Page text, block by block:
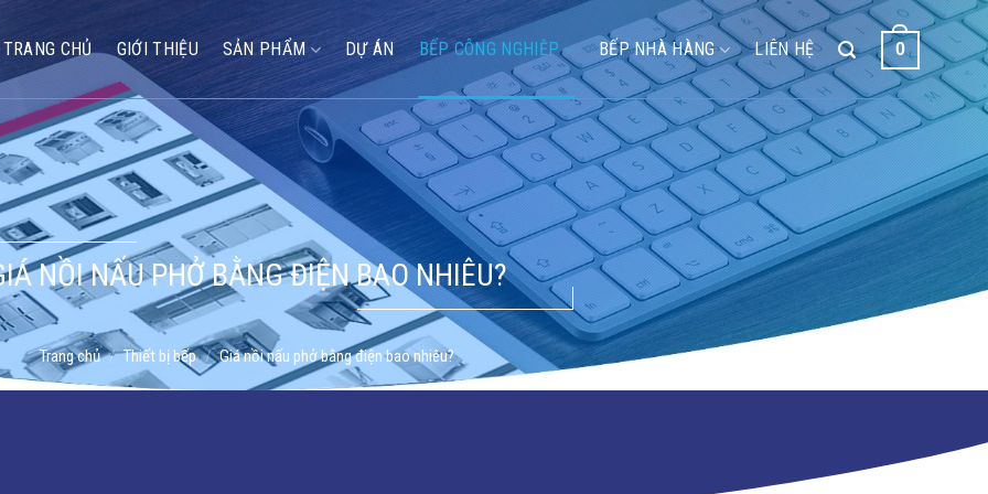
TRANG CHỦ GIỚI THIỆU SẢN PHẨM DỰ ÁN BẾP CÔNG NGHIỆP BẾP NHÀ HÀNG LIÊN HỆ 0
NỒI NẤU PHỞ BẰNG ĐIỆN BAO NHIÊU?
Trang chủ / Thiết bị bếp / Giá nồi nấu phở bằng điện bao nhiêu?